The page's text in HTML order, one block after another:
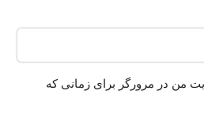
من در مرورگر برای زمانی که